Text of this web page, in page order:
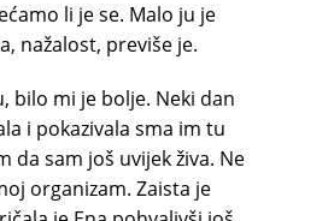
li je se. Malo ju je
nažalost, previše je.
bilo mi je bolje. Neki dan
i pokazivala sma im tu
da sam još uvijek živa. Ne
organizam. Zaista je